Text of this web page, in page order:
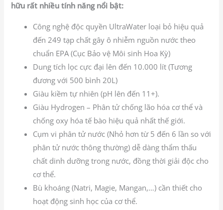
hữu rất nhiều tính năng nổi bật:
Công nghệ độc quyền UltraWater loại bỏ hiệu quả
đến 249 tạp chất gây ô nhiễm nguồn nước theo
chuẩn EPA (Cục Bảo vệ Môi sinh Hoa Kỳ)
Dung tích lọc cực đại lên đến 10.000 lít (Tương
đương với 500 bình 20L)
Giàu kiềm tự nhiên (pH lên đến 11+).
Giàu Hydrogen – Phân tử chống lão hóa cơ thể và
chống oxy hóa tế bào hiệu quả nhất thế giới.
Cụm vi phân tử nước (Nhỏ hơn từ 5 đến 6 lần so với
phân tử nước thông thường) dễ dàng thẩm thấu
chất dinh dưỡng trong nước, đồng thời giải độc cho
cơ thể.
Bù khoáng (Natri, Magie, Mangan,…) cần thiết cho
hoạt động sinh học của cơ thể.